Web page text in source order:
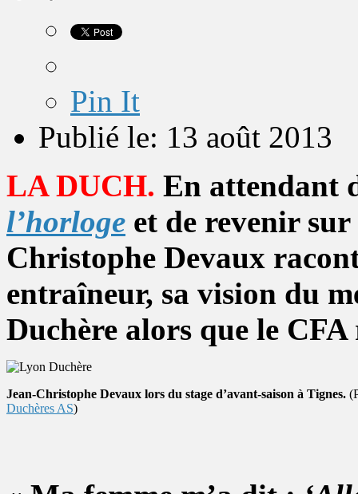
Pin It
Publié le: 13 août 2013
LA DUCH. En attendant
l’horloge et de revenir sur
Christophe Devaux
entraîneur, sa vision du
Duchère alors que le
Jean-Christophe Devaux lors du stage d’avant-saison à Tignes.
Duchères AS)